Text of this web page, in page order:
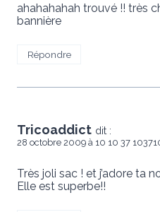
ahahahahah trouvé !! très
bannière
Répondre
Tricoaddict dit :
28 octobre 2009 à 10 10 37
Très joli sac ! et j’adore ta
Elle est superbe!!